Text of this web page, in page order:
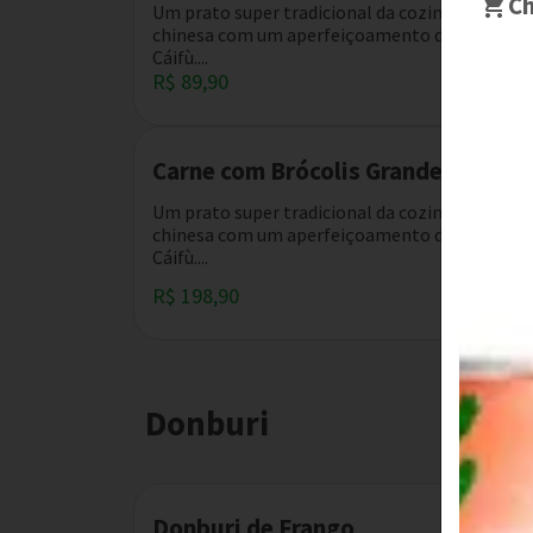
Um prato super tradicional da cozinha
chinesa com um aperfeiçoamento do
Cáifù....
R$ 89,90
Carne com Brócolis Grande
Um prato super tradicional da cozinha
chinesa com um aperfeiçoamento do
Cáifù....
R$ 198,90
Donburi